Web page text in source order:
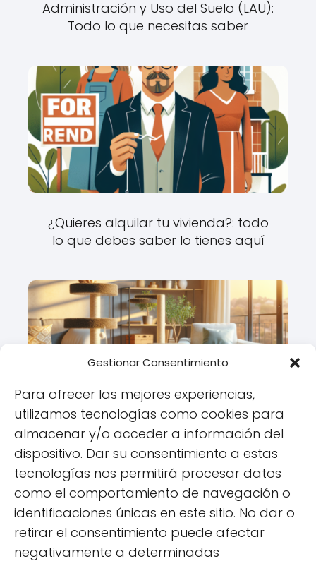
Gestionar Consentimiento
Para ofrecer las mejores experiencias,
utilizamos tecnologías como cookies para
almacenar y/o acceder a información del
dispositivo. Dar su consentimiento a estas
tecnologías nos permitirá procesar datos
como el comportamiento de navegación o
identificaciones únicas en este sitio. No dar o
retirar el consentimiento puede afectar
negativamente a determinadas
Administración y Uso del Suelo (LAU):
Todo lo que necesitas saber
¿Quieres alquilar tu vivienda?: todo
lo que debes saber lo tienes aquí
Consejos para el alquiler de
inmuebles con mascotas:
¡Encuentra el hogar perfecto para ti
y tu compañero peludo!